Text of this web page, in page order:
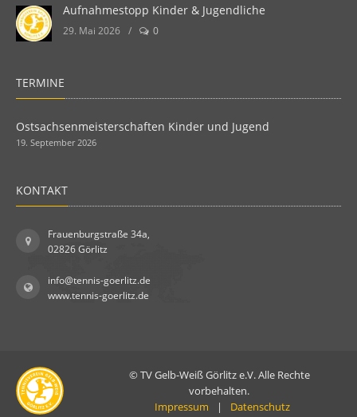
Aufnahmestopp Kinder & Jugendliche
29. Mai 2026 / 0
TERMINE
Ostsachsenmeisterschaften Kinder und Jugend
19. September 2026
KONTAKT
Frauenburgstraße 34a,
02826 Görlitz
info@tennis-goerlitz.de
www.tennis-goerlitz.de
© TV Gelb-Weiß Görlitz e.V. Alle Rechte
vorbehalten.
Impressum
| Datenschutz